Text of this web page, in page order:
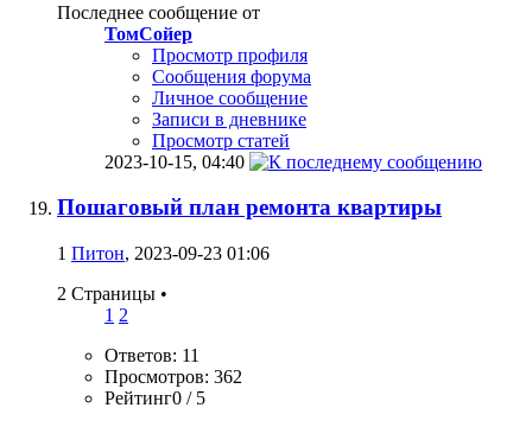
Последнее сообщение от
ТомСойер
Просмотр профиля
Сообщения форума
Личное сообщение
Записи в дневнике
Просмотр статей
2023-10-15, 04:40
Пошаговый план ремонта квартиры
1 Питон, 2023-09-23 01:06
2 Страницы •
1 2
Ответов: 11
Просмотров: 362
Рейтинг0 / 5